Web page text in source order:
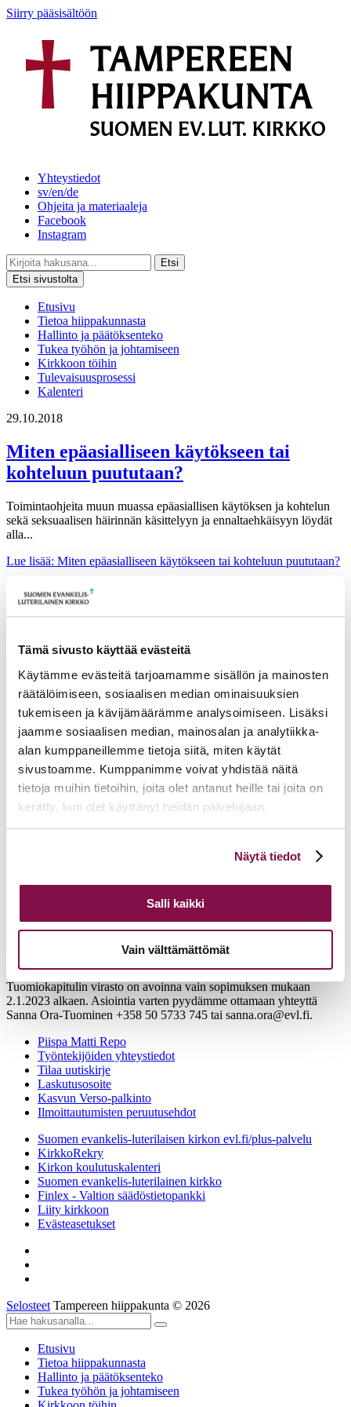
Tämä sivusto käyttää evästeitä
Käytämme evästeitä tarjoamamme sisällön ja mainosten
räätälöimiseen, sosiaalisen median ominaisuuksien
tukemiseen ja kävijämäärämme analysoimiseen. Lisäksi
jaamme sosiaalisen median, mainosalan ja analytiikka-
alan kumppaneillemme tietoja siitä, miten käytät
sivustoamme. Kumppanimme voivat yhdistää näitä
tietoja muihin tietoihin, joita olet antanut heille tai joita on
kerätty, kun olet käyttänyt heidän palvelujaan.
linkistä.
Näytä tiedot
Salli kaikki
Vain välttämättömät
Siirry pääsisältöön
Yhteystiedot
sv/en/de
Ohjeita ja materiaaleja
Facebook
Instagram
Etsi
Etsi sivustolta
Etusivu
Tietoa hiippakunnasta
Hallinto ja päätöksenteko
Tukea työhön ja johtamiseen
Kirkkoon töihin
Tulevaisuusprosessi
Kalenteri
29.10.2018
Miten epäasialliseen käytökseen tai
kohteluun puututaan?
Toimintaohjeita muun muassa epäasiallisen käytöksen ja kohtelun
sekä seksuaalisen häirinnän käsittelyyn ja ennaltaehkäisyyn löydät
alla...
Lue lisää: Miten epäasialliseen käytökseen tai kohteluun puututaan?
Tampereen hiippakunnan tuomiokapituli
Näsilinnankatu 26 (7. krs)
Tuomiokapitulin virasto on avoinna vain sopimuksen mukaan
2.1.2023 alkaen. Asiointia varten pyydämme ottamaan yhteyttä
Sanna Ora-Tuominen +358 50 5733 745 tai sanna.ora@evl.fi.
Piispa Matti Repo
Työntekijöiden yhteystiedot
Tilaa uutiskirje
Laskutusosoite
Kasvun Verso-palkinto
Ilmoittautumisten peruutusehdot
Suomen evankelis-luterilaisen kirkon evl.fi/plus-palvelu
KirkkoRekry
Kirkon koulutuskalenteri
Suomen evankelis-luterilainen kirkko
Finlex - Valtion säädöstietopankki
Liity kirkkoon
Evästeasetukset
Selosteet Tampereen hiippakunta © 2026
Etusivu
Tietoa hiippakunnasta
Hallinto ja päätöksenteko
Tukea työhön ja johtamiseen